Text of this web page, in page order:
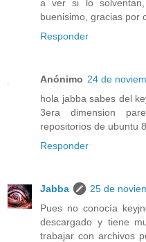
a ver si lo
buenisimo, gracias por
Responder
Anónimo 24 de
hola jabba sabes del
3era dimension
repositorios de ubuntu
Responder
Jabba
25 de
Pues no conocía
descargado y tiene
trabajar con archivos